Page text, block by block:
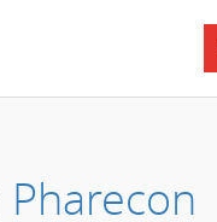
Pharecon